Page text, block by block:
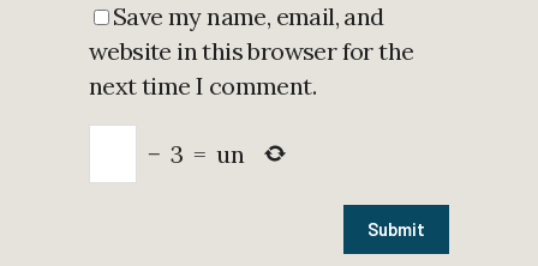
Save my name, email, and
website in this browser for the
next time I comment.
− 3 = un